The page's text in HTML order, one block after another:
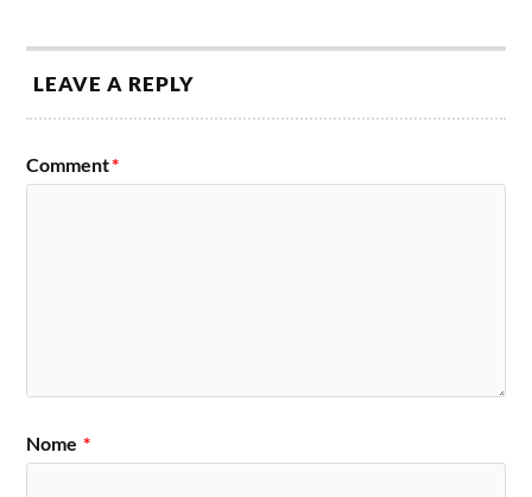
LEAVE A REPLY
Comment*
Nome *